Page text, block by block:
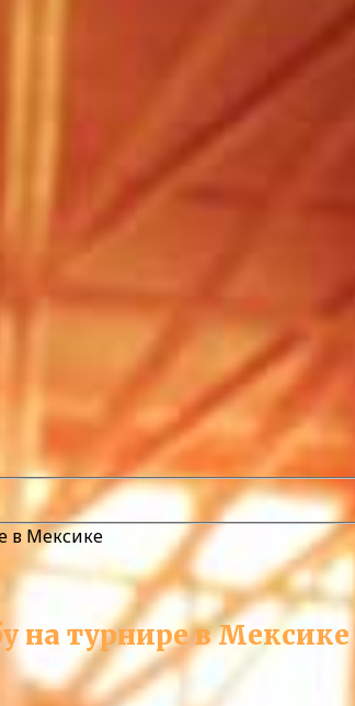
в Мексике
на турнире в Мексике